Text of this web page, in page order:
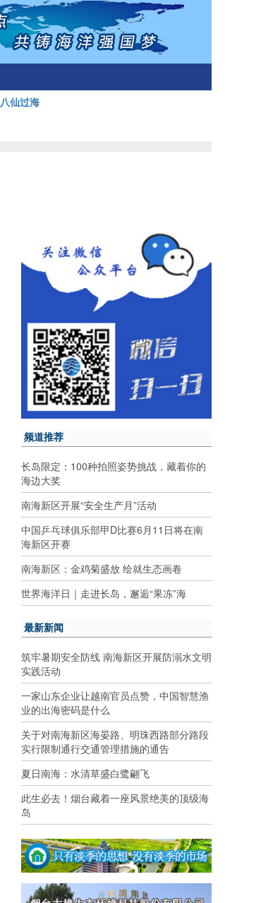
八仙过海
频道推荐
长岛限定：100种拍照姿势挑战，藏着你的
海边大奖
南海新区开展“安全生产月”活动
中国乒乓球俱乐部甲D比赛6月11日将在南
海新区开赛
南海新区：金鸡菊盛放 绘就生态画卷
世界海洋日｜走进长岛，邂逅“果冻”海
最新新闻
筑牢暑期安全防线 南海新区开展防溺水文明
实践活动
一家山东企业让越南官员点赞，中国智慧渔
业的出海密码是什么
关于对南海新区海晏路、明珠西路部分路段
实行限制通行交通管理措施的通告
夏日南海：水清草盛白鹭翩飞
此生必去！烟台藏着一座风景绝美的顶级海
岛